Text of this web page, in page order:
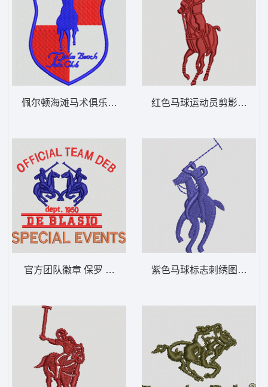
佩尔顿海滩马术俱乐部徽章 保罗 骑马 polo
官方团队徽章 保罗 骑马 polo 男
红色马球运动员剪影 保罗
紫色马球标志刺绣图案 保